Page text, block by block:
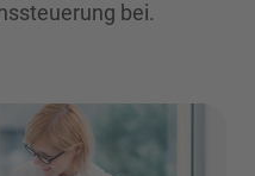
bei.